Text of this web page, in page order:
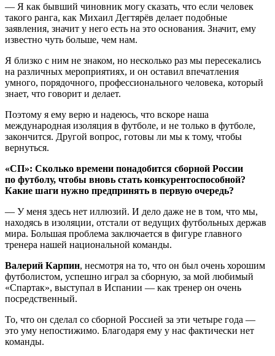
— Я как бывший чиновник могу сказать, что если человек
такого ранга, как Михаил Дегтярёв делает подобные
заявления, значит у него есть на это основания. Значит, ему
известно чуть больше, чем нам.
Я близко с ним не знаком, но несколько раз мы пересекались
на различных мероприятиях, и он оставил впечатления
умного, порядочного, профессионального человека, который
знает, что говорит и делает.
Поэтому я ему верю и надеюсь, что вскоре наша
международная изоляция в футболе, и не только в футболе,
закончится. Другой вопрос, готовы ли мы к тому, чтобы
вернуться.
«СП»: Сколько времени понадобится сборной России
по футболу, чтобы вновь стать конкурентоспособной?
Какие шаги нужно предпринять в первую очередь?
— У меня здесь нет иллюзий. И дело даже не в том, что мы,
находясь в изоляции, отстали от ведущих футбольных держав
мира. Большая проблема заключается в фигуре главного
тренера нашей национальной команды.
Валерий Карпин, несмотря на то, что он был очень хорошим
футболистом, успешно играл за сборную, за мой любимый
«Спартак», выступал в Испании — как тренер он очень
посредственный.
То, что он сделал со сборной Россией за эти четыре года —
это уму непостижимо. Благодаря ему у нас фактически нет
команды.